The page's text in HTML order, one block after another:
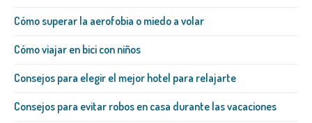
Cómo superar la aerofobia o miedo a volar
Cómo viajar en bici con niños
Consejos para elegir el mejor hotel para relajarte
Consejos para evitar robos en casa durante las vacaciones